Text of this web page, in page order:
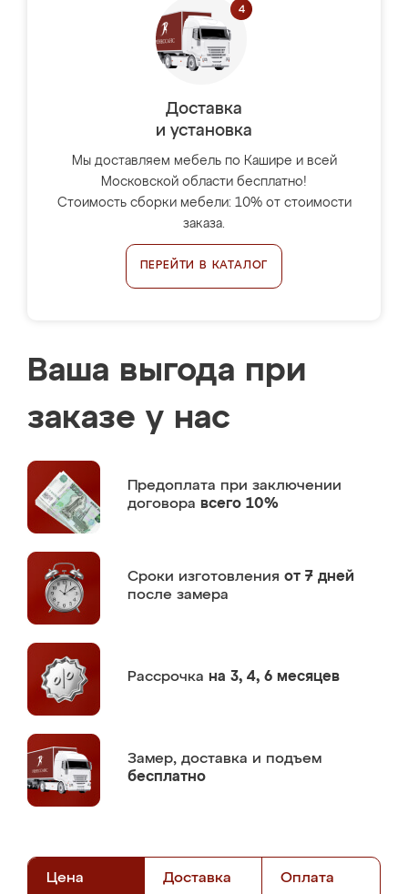
Доставка
и установка
Мы доставляем мебель по Кашире и всей
Московской области бесплатно!
Стоимость сборки мебели: 10% от стоимости
заказа.
ПЕРЕЙТИ В КАТАЛОГ
Ваша выгода при
заказе у нас
Предоплата при заключении
договора всего 10%
Сроки изготовления от 7 дней
после замера
Рассрочка на 3, 4, 6 месяцев
Замер, доставка и подъем
бесплатно
Цена Доставка Оплата